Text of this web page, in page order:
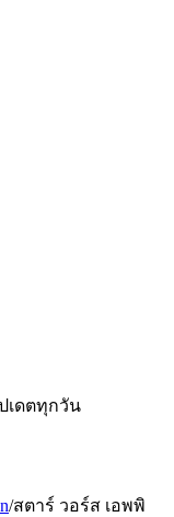
เดตทุกวัน
/สตาร์ วอร์ส เอพพิ